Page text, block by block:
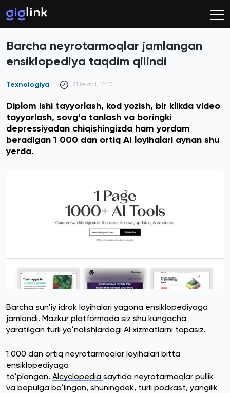
Barcha neyrotarmoqlar jamlangan
ensiklopediya taqdim qilindi
Texnologiya 21 fevral, 12:10
Diplom ishi tayyorlash, kod yozish, bir klikda video
tayyorlash, sovgʻa tanlash va boringki
depressiyadan chiqishingizda ham yordam
beradigan 1 000 dan ortiq AI loyihalari aynan shu
yerda.
Barcha sunʼiy idrok loyihalari yagona ensiklopediyaga
jamlandi. Mazkur platformada siz shu kungacha
yaratilgan turli yoʻnalishlardagi AI xizmatlarni topasiz.
1 000 dan ortiq neyrotarmoqlar loyihalari bitta
ensiklopediyaga
toʻplangan. AIcyclopedia saytida neyrotarmoqlar pullik
va bepulga boʻlingan, shuningdek, turli podkast, yangilik